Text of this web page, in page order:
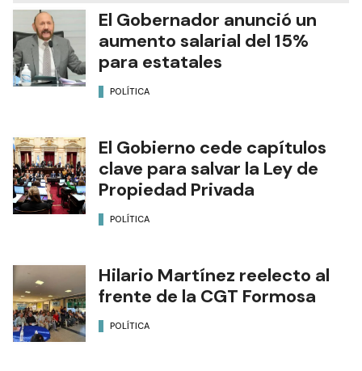
El Gobernador anunció un
aumento salarial del 15%
para estatales
POLÍTICA
El Gobierno cede capítulos
clave para salvar la Ley de
Propiedad Privada
POLÍTICA
Hilario Martínez reelecto al
frente de la CGT Formosa
POLÍTICA